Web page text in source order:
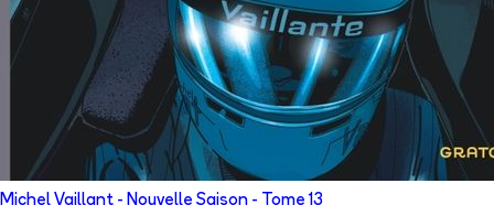
Michel Vaillant - Nouvelle Saison - Tome 13